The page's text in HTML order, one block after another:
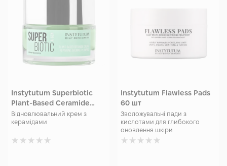
Instytutum Superbiotic
Plant-Based Ceramide
Cream 50 мл
Відновлювальний крем з
керамідами
Instytutum Flawless Pads
60 шт
Зволожувальні пади з
кислотами для глибокого
оновлення шкіри